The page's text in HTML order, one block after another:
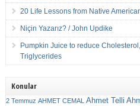
20 Life Lessons from Native
Niçin Yazarız? / John Updike
Pumpkin Juice to reduce
Triglycerides
Konular
2 Temmuz AHMET CEMAL Ahmet Telli